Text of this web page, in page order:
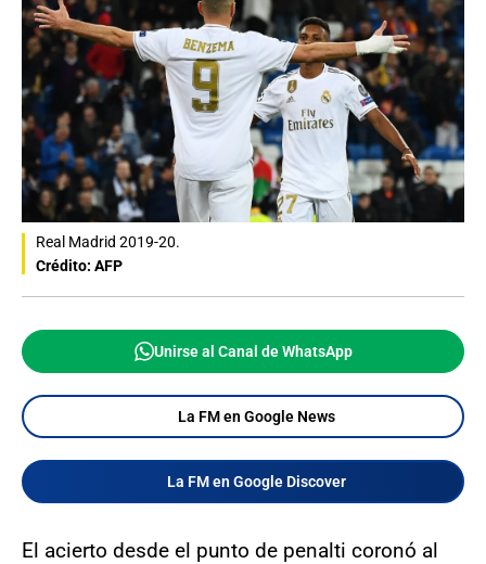
Real Madrid 2019-20.
Crédito: AFP
Unirse al Canal de WhatsApp
La FM en Google News
La FM en Google Discover
El acierto desde el punto de penalti coronó al